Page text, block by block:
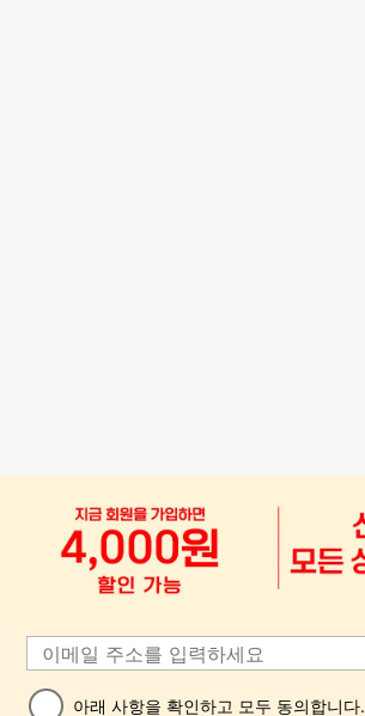
아래 사항을 확인하고 모두 동의합니다.